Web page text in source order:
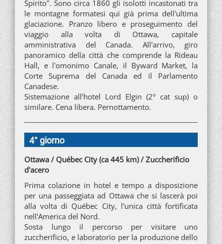
Spirito". Sono circa 1860 gli isolotti incastonati tra
le montagne formatesi qui già prima dell'ultima
glaciazione. Pranzo libero e proseguimento del
viaggio alla volta di Ottawa, capitale
amministrativa del Canada. All'arrivo, giro
panoramico della città che comprende la Rideau
Hall, e l'omonimo Canale, il Byward Market, la
Corte Suprema del Canada ed il Parlamento
Canadese.
Sistemazione all'hotel Lord Elgin (2° cat sup) o
similare. Cena libera. Pernottamento.
4° giorno
Ottawa / Québec City (ca 445 km) / Zuccherificio
d'acero
Prima colazione in hotel e tempo a disposizione
per una passeggiata ad Ottawa che si lascerà poi
alla volta di Québec City, l'unica città fortificata
nell'America del Nord.
Sosta lungo il percorso per visitare uno
zuccherificio, e laboratorio per la produzione dello